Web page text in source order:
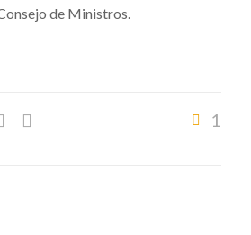
de Ministros.
1